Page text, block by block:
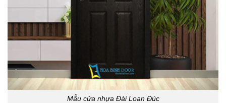
Mẫu cửa nhựa Đài Loan Đúc